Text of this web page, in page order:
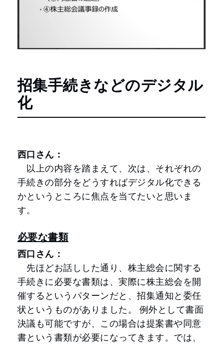
招集手続きなどのデジタル
化
西口さん：
以上の内容を踏まえて、次は、それぞれの
手続きの部分をどうすればデジタル化できる
かというところに焦点を当てたいと思いま
す。
必要な書類
西口さん：
先ほどお話しした通り、株主総会に関する
手続きに必要な書類は、実際に株主総会を開
催するというパターンだと、招集通知と委任
状というものがありました。 例外として書面
決議も可能ですが、この場合は提案書や同意
書という書類が必要になってきます。では、